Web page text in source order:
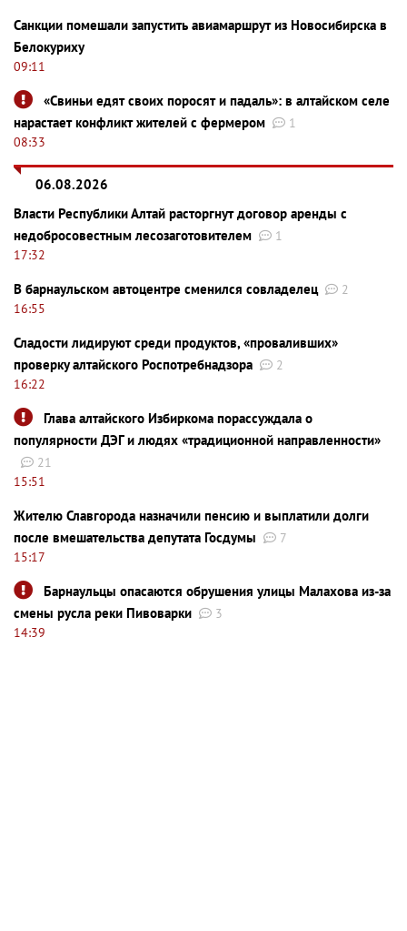
Санкции помешали запустить авиамаршрут из Новосибирска в
Белокуриху
09:11
«Свиньи едят своих поросят и падаль»: в алтайском селе
нарастает конфликт жителей с фермером
1
08:33
06.08.2026
Власти Республики Алтай расторгнут договор аренды с
недобросовестным лесозаготовителем
1
17:32
В барнаульском автоцентре сменился совладелец
2
16:55
Сладости лидируют среди продуктов, «проваливших»
проверку алтайского Роспотребнадзора
2
16:22
Глава алтайского Избиркома порассуждала о
популярности ДЭГ и людях «традиционной направленности»
21
15:51
Жителю Славгорода назначили пенсию и выплатили долги
после вмешательства депутата Госдумы
7
15:17
Барнаульцы опасаются обрушения улицы Малахова из-за
смены русла реки Пивоварки
3
14:39